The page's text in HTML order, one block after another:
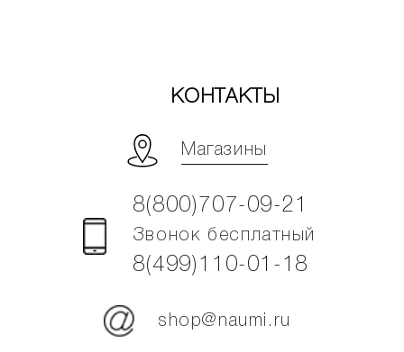
КОНТАКТЫ
Магазины
8(800)707-09-21
Звонок бесплатный
8(499)110-01-18
shop@naumi.ru